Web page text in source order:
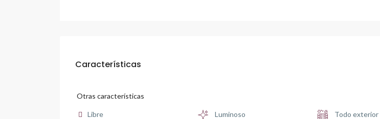
Características
Otras características
Libre Luminoso Todo exterior